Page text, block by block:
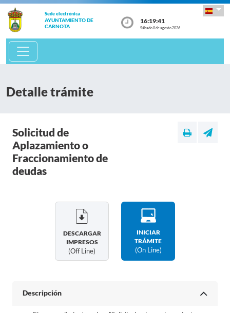
Sede electrónica
AYUNTAMIENTO DE
CARNOTA
16:19:41
Sábado 8 de agosto 2026
Detalle trámite
Solicitud de
Aplazamiento o
Fraccionamiento de
deudas
DESCARGAR
IMPRESOS
(off Line)
INICIAR
TRÁMITE
(on Line)
Descripción